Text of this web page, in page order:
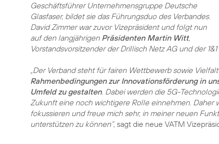
Geschäftsführer Unternehmensgruppe Deutsche
Glasfaser, bildet sie das Führungsduo des Verbandes.
David Zimmer war zuvor Vizepräsident und folgt nun
auf den langjährigen Präsidenten Martin Witt,
Vorstandsvorsitzender der Drillisch Netz AG und der
„Der Verband steht für fairen Wettbewerb sowie
Rahmenbedingungen zur Innovationsförderung in
Umfeld zu gestalten. Dabei werden die 5G-
Zukunft eine noch wichtigere Rolle einnehmen. Daher
fokussieren und freue mich sehr, in meiner neuen
unterstützen zu können“, sagt die neue VATM